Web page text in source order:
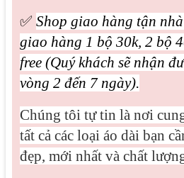
✅ Shop giao hàng tận
giao hàng 1 bộ 30k, 2 bộ
free (Quý khách sẽ nhận
vòng 2 đến 7 ngày).
Chúng tôi tự tin là nơi
tất cả các loại áo dài bạn
đẹp, mới nhất và chất